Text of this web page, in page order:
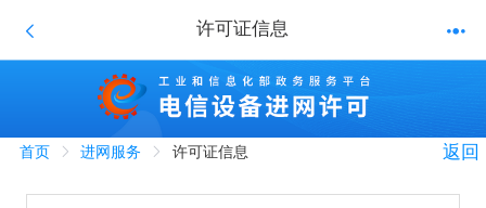
许可证信息
首页 进网服务 许可证信息 返回